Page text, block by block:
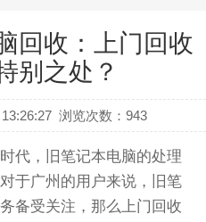
回收：上门回收
别之处？
浏览次数：943
代，旧笔记本电脑的处理
于广州的用户来说，旧笔
备受关注，那么上门回收